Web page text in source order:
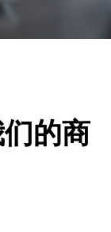
的商